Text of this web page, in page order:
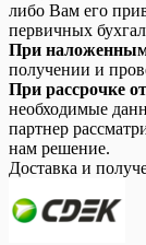
либо Вам его
первичных
При
получении и
При рассрочке
необходимые
партнер
нам решение.
Доставка и